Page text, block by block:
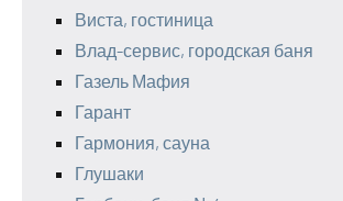
Виста, гостиница
Влад-сервис, городская баня
Газель Мафия
Гарант
Гармония, сауна
Глушаки